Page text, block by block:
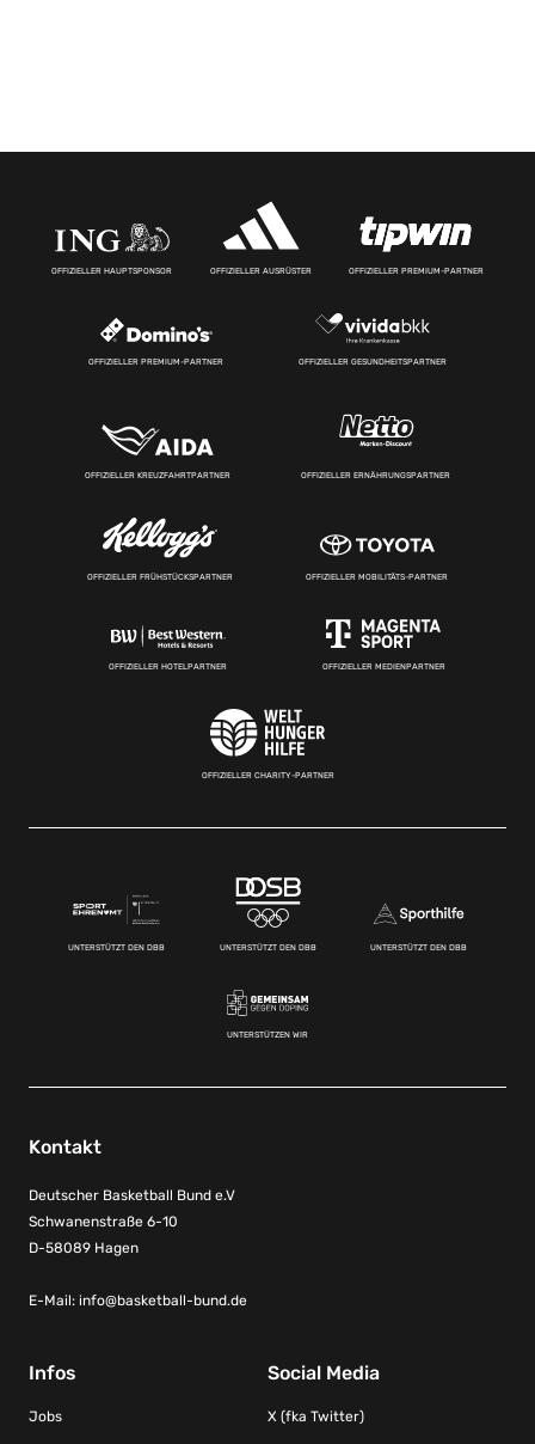
OFFIZIELLER HAUPTSPONSOR OFFIZIELLER AUSRÜSTER OFFIZIELLER PREMIUM-PARTNER
OFFIZIELLER PREMIUM-PARTNER OFFIZIELLER GESUNDHEITSPARTNER
OFFIZIELLER KREUZFAHRTPARTNER OFFIZIELLER ERNÄHRUNGSPARTNER
OFFIZIELLER FRÜHSTÜCKSPARTNER OFFIZIELLER MOBILITÄTS-PARTNER
OFFIZIELLER HOTELPARTNER OFFIZIELLER MEDIENPARTNER
OFFIZIELLER CHARITY-PARTNER
UNTERSTÜTZT DEN DBB UNTERSTÜTZT DEN DBB UNTERSTÜTZT DEN DBB
UNTERSTÜTZEN WIR
Kontakt
Deutscher Basketball Bund e.V
Schwanenstraße 6-10
D-58089 Hagen
E-Mail: info@basketball-bund.de
Infos
Jobs
Social Media
X (fka Twitter)